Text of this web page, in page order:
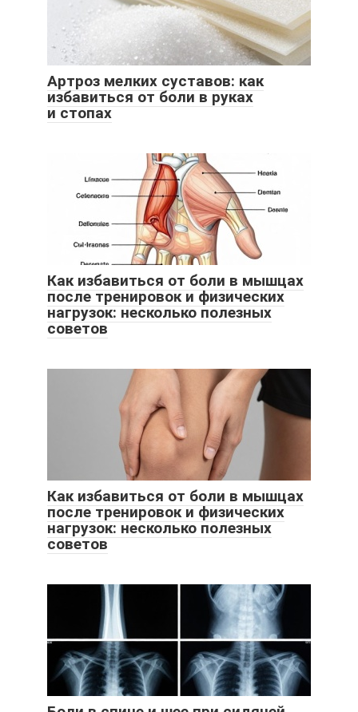
Артроз мелких суставов: как
избавиться от боли в руках
и стопах
Как избавиться от боли в мышцах
после тренировок и физических
нагрузок: несколько полезных
советов
Как избавиться от боли в мышцах
после тренировок и физических
нагрузок: несколько полезных
советов